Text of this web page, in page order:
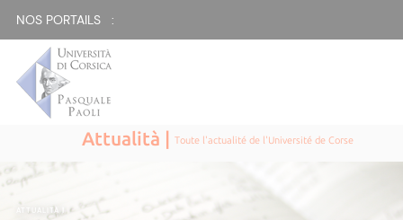
NOS PORTAILS :
Attualità |Toute l'actualité de l'Université de Corse
ATTUALITÀ|